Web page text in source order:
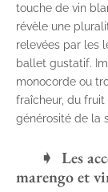
touche de vin
révèle une
relevées par les
ballet gustatif.
monocorde ou
fraîcheur, du
générosité de la
Les
marengo et